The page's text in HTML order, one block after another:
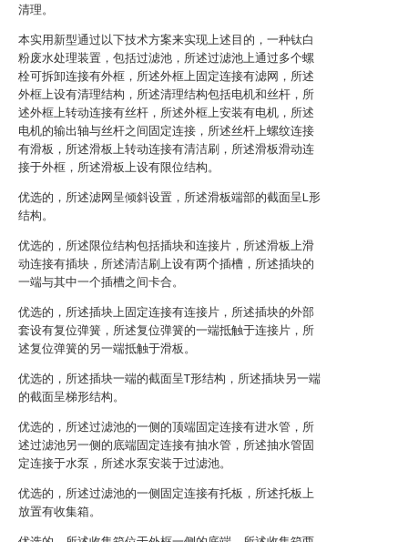
清理。
本实用新型通过以下技术方案来实现上述目的，一种钛白
粉废水处理装置，包括过滤池，所述过滤池上通过多个螺
栓可拆卸连接有外框，所述外框上固定连接有滤网，所述
外框上设有清理结构，所述清理结构包括电机和丝杆，所
述外框上转动连接有丝杆，所述外框上安装有电机，所述
电机的输出轴与丝杆之间固定连接，所述丝杆上螺纹连接
有滑板，所述滑板上转动连接有清洁刷，所述滑板滑动连
接于外框，所述滑板上设有限位结构。
优选的，所述滤网呈倾斜设置，所述滑板端部的截面呈L形
结构。
优选的，所述限位结构包括插块和连接片，所述滑板上滑
动连接有插块，所述清洁刷上设有两个插槽，所述插块的
一端与其中一个插槽之间卡合。
优选的，所述插块上固定连接有连接片，所述插块的外部
套设有复位弹簧，所述复位弹簧的一端抵触于连接片，所
述复位弹簧的另一端抵触于滑板。
优选的，所述插块一端的截面呈T形结构，所述插块另一端
的截面呈梯形结构。
优选的，所述过滤池的一侧的顶端固定连接有进水管，所
述过滤池另一侧的底端固定连接有抽水管，所述抽水管固
定连接于水泵，所述水泵安装于过滤池。
优选的，所述过滤池的一侧固定连接有托板，所述托板上
放置有收集箱。